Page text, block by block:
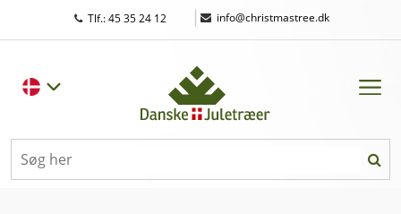
Tlf.: 45 35 24 12 | info@christmastree.dk